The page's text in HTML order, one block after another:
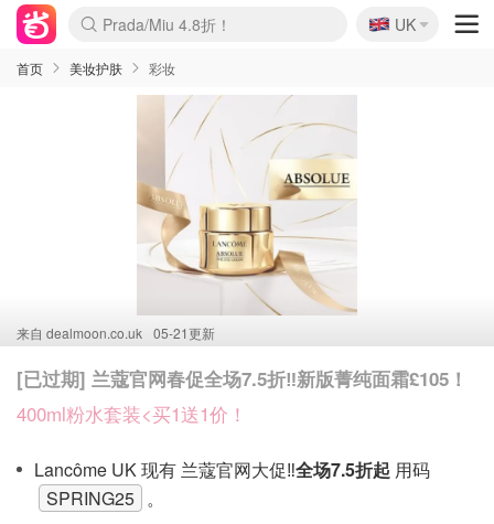
麦卢卡蜂蜜夏促！个位数！
Prada/Miu 4.8折！
啥？必胜客披萨5折！
🇬🇧
UK
首页 美妆护肤 彩妆
来自 dealmoon.co.uk 05-21更新
[已过期] 兰蔻官网春促全场7.5折‼️新版菁纯面霜£105！
400ml粉水套装<买1送1价！
Lancôme UK 现有 兰蔻官网大促‼️全场7.5折起 用码
SPRING25 。